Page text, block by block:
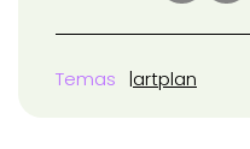
Temas artplan